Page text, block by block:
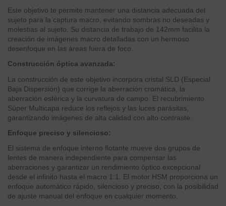
Este objetivo te permite mantener una distancia adecuada del
sujeto para la captura macro, evitando sombras no deseadas y
molestias al sujeto. Su distancia de trabajo de 142mm facilita la
creación de imágenes macro detalladas con un hermoso
desenfoque en las áreas fuera de foco.
Construcción óptica avanzada:
La construcción de este objetivo incorpora cristal SLD (Especial
Baja Dispersión) que corrige la aberración cromática, la
aberración esférica y la curvatura de campo. El recubrimiento
Súper Multicapa reduce los reflejos y las luces parásitas,
garantizando imágenes de alta calidad con alto contraste.
Enfoque preciso y silencioso:
El sistema de enfoque interno flotante mueve dos grupos de
lentes de manera independiente para compensar las
aberraciones y garantizar un rendimiento óptico excepcional
desde el infinito hasta el macro 1:1. El motor HSM proporciona un
enfoque automático rápido, silencioso y preciso, con la posibilidad
de ajuste manual del enfoque en cualquier momento.